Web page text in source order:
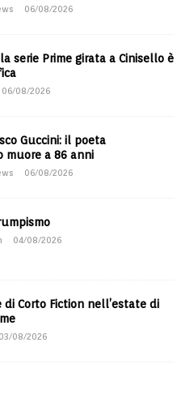
06/08/2026
serie Prime girata a Cinisello è
06/08/2026
Guccini: il poeta
muore a 86 anni
06/08/2026
04/08/2026
di Corto Fiction nell’estate di
03/08/2026